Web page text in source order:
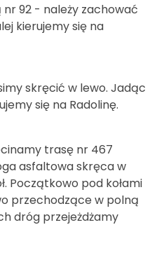
92 - należy zachować
kierujemy się na
skręcić w lewo. Jadąc
się na Radolinę.
trasę nr 467
asfaltowa skręca w
Początkowo pod kołami
przechodzące w polną
dróg przejeżdżamy